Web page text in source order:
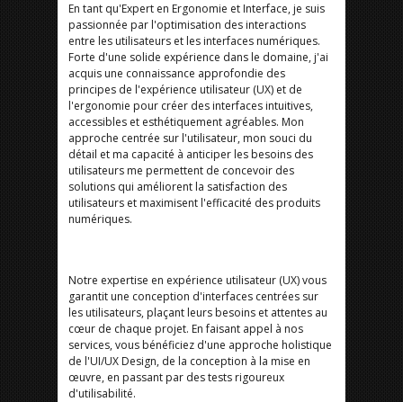
En tant qu'Expert en Ergonomie et Interface, je suis
passionnée par l'optimisation des interactions
entre les utilisateurs et les interfaces numériques.
Forte d'une solide expérience dans le domaine, j'ai
acquis une connaissance approfondie des
principes de l'expérience utilisateur (UX) et de
l'ergonomie pour créer des interfaces intuitives,
accessibles et esthétiquement agréables. Mon
approche centrée sur l'utilisateur, mon souci du
détail et ma capacité à anticiper les besoins des
utilisateurs me permettent de concevoir des
solutions qui améliorent la satisfaction des
utilisateurs et maximisent l'efficacité des produits
numériques.
Notre expertise en expérience utilisateur (UX) vous
garantit une conception d'interfaces centrées sur
les utilisateurs, plaçant leurs besoins et attentes au
cœur de chaque projet. En faisant appel à nos
services, vous bénéficiez d'une approche holistique
de l'UI/UX Design, de la conception à la mise en
œuvre, en passant par des tests rigoureux
d'utilisabilité.